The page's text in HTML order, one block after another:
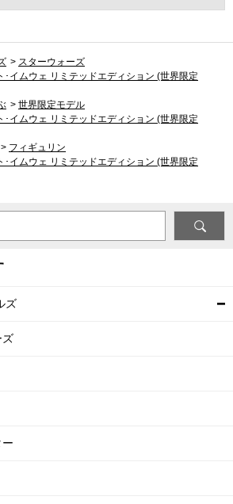
> スターウォーズ
･イムウェ リミテッドエディション (世界限定
> 世界限定モデル
･イムウェ リミテッドエディション (世界限定
> フィギュリン
･イムウェ リミテッドエディション (世界限定
ズ
ズ